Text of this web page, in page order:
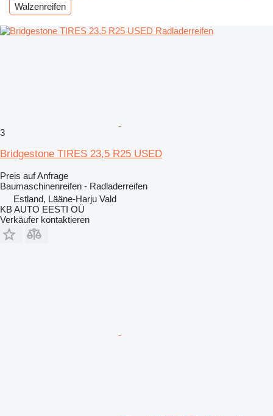
Walzenreifen
3
Bridgestone TIRES 23,5 R25 USED
Preis auf Anfrage
Baumaschinenreifen - Radladerreifen
Estland, Lääne-Harju Vald
KB AUTO EESTI OÜ
Verkäufer kontaktieren